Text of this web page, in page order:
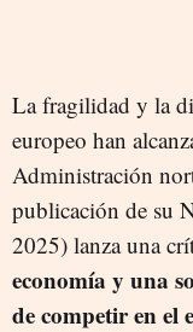
La fragilidad y la
europeo han
Administración
publicación de su
2025) lanza una
economía y una
de competir en el